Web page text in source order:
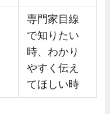
専門家目線
で知りたい
時、わかり
やすく伝え
てほしい時